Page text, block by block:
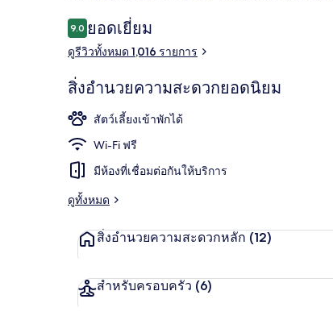
รีวิว
9.09.0 จาก 10
ยอดเยี่ยม
ดูรีวิวทั้งหมด 1,016 รายการ
สิ่งอำนวยความสะดวกยอดนิยม
สัตว์เลี้ยงเข้าพักได้
Wi-Fi ฟรี
มีห้องที่เชื่อมต่อกันให้บริการ
ดูทั้งหมด
สิ่งอำนวยความสะดวกหลัก (12)
สำหรับครอบครัว (6)